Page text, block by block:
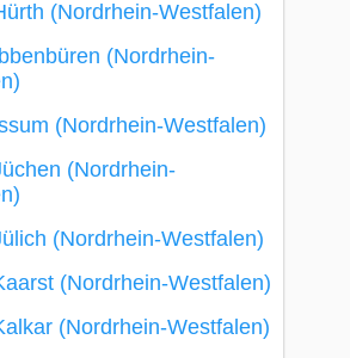
(Nordrhein-Westfalen)
(Nordrhein-
(Nordrhein-Westfalen)
(Nordrhein-
(Nordrhein-Westfalen)
(Nordrhein-Westfalen)
(Nordrhein-Westfalen)